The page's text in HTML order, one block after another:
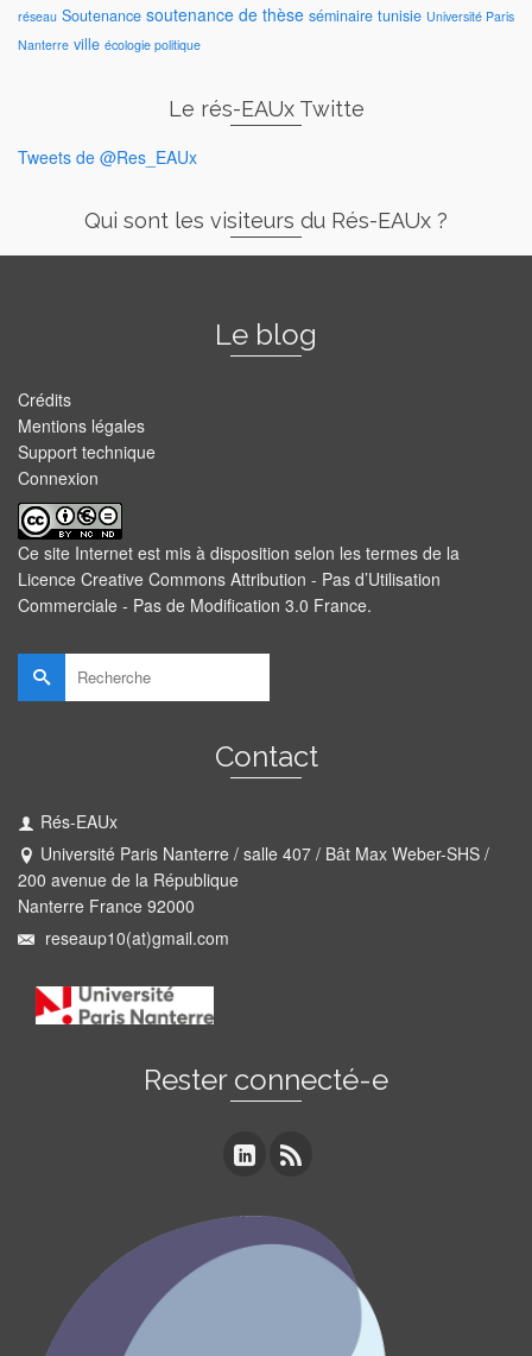
réseau Soutenance soutenance de thèse séminaire tunisie Université Paris
Nanterre ville écologie politique
Le rés-EAUx Twitte
Tweets de @Res_EAUx
Qui sont les visiteurs du Rés-EAUx ?
Le blog
Crédits
Mentions légales
Support technique
Connexion
Ce site Internet est mis à disposition selon les termes de la
Licence Creative Commons Attribution - Pas d’Utilisation
Commerciale - Pas de Modification 3.0 France.
Rechercher :
Contact
Rés-EAUx
Université Paris Nanterre / salle 407 / Bât Max Weber-SHS /
200 avenue de la République
Nanterre France 92000
reseaup10(at)gmail.com
Rester connecté-e